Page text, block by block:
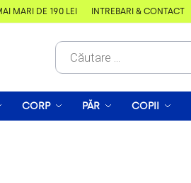
MARI DE 190 LEI ÎNTREBĂRI & CONTACT
CORP PĂR COPII